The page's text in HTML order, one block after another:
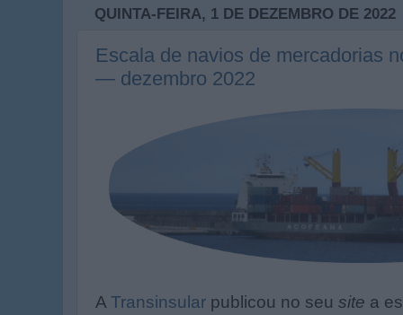
QUINTA-FEIRA, 1 DE DEZEMBRO DE 2022
Escala de navios de mercadorias
— dezembro 2022
A Transinsular publicou no seu site a